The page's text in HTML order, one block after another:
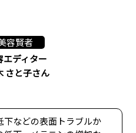
容賢者
エディター
さと子さん
下などの表面トラブルか